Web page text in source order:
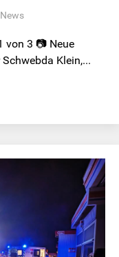
News
von 3 📷 Neue
Klein,...